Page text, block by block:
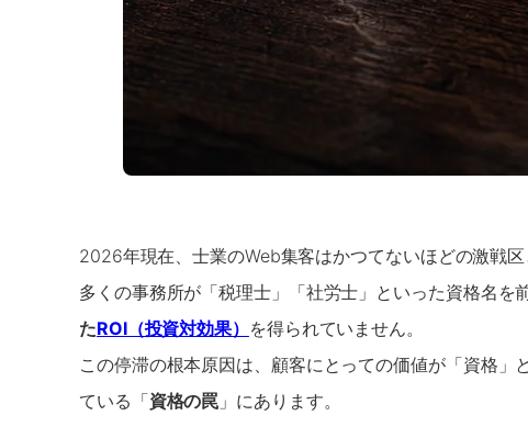
2026年現在、士業のWeb集客はかつてないほどの激戦区
多くの事務所が「税理士」「社労士」といった資格名
たROI（投資対効果） を得られていません。
この停滞の根本原因は、顧客にとっての価値が「資格
ている「資格の罠 」にあります。